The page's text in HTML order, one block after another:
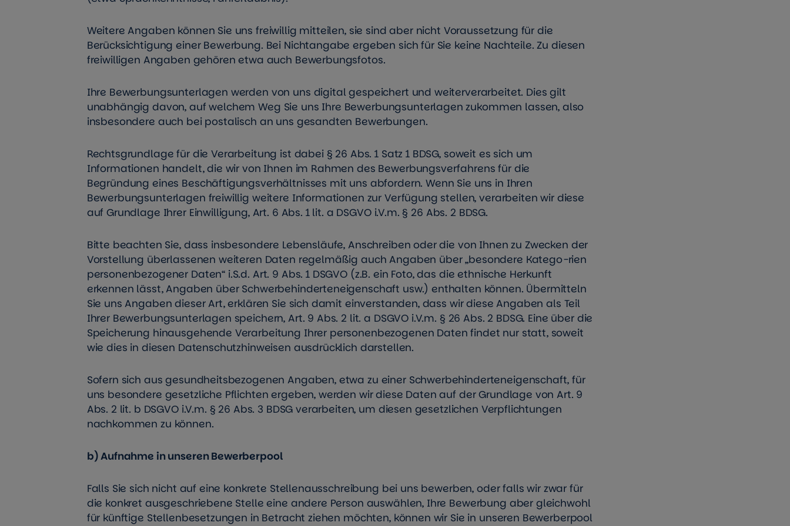
Weitere Angaben können Sie uns freiwillig mitteilen, sie sind aber nicht Voraussetzung für die
Berücksichtigung einer Bewerbung. Bei Nichtangabe ergeben sich für Sie keine Nachteile. Zu diesen
freiwilligen Angaben gehören etwa auch Bewerbungsfotos.
Ihre Bewerbungsunterlagen werden von uns digital gespeichert und weiterverarbeitet. Dies gilt
unabhängig davon, auf welchem Weg Sie uns Ihre Bewerbungsunterlagen zukommen lassen, also
insbesondere auch bei postalisch an uns gesandten Bewerbungen.
Rechtsgrundlage für die Verarbeitung ist dabei § 26 Abs. 1 Satz 1 BDSG, soweit es sich um
Informationen handelt, die wir von Ihnen im Rahmen des Bewerbungsverfahrens für die
Begründung eines Beschäftigungsverhältnisses mit uns abfordern. Wenn Sie uns in Ihren
Bewerbungsunterlagen freiwillig weitere Informationen zur Verfügung stellen, verarbeiten wir diese
auf Grundlage Ihrer Einwilligung, Art. 6 Abs. 1 lit. a DSGVO i.V.m. § 26 Abs. 2 BDSG.
Bitte beachten Sie, dass insbesondere Lebensläufe, Anschreiben oder die von Ihnen zu Zwecken der
Vorstellung überlassenen weiteren Daten regelmäßig auch Angaben über „besondere Katego-rien
personenbezogener Daten“ i.S.d. Art. 9 Abs. 1 DSGVO (z.B. ein Foto, das die ethnische Herkunft
erkennen lässt, Angaben über Schwerbehinderteneigenschaft usw.) enthalten können. Übermitteln
Sie uns Angaben dieser Art, erklären Sie sich damit einverstanden, dass wir diese Angaben als Teil
Ihrer Bewerbungsunterlagen speichern, Art. 9 Abs. 2 lit. a DSGVO i.V.m. § 26 Abs. 2 BDSG. Eine über die
Speicherung hinausgehende Verarbeitung Ihrer personenbezogenen Daten findet nur statt, soweit
wie dies in diesen Datenschutzhinweisen ausdrücklich darstellen.
Sofern sich aus gesundheitsbezogenen Angaben, etwa zu einer Schwerbehinderteneigenschaft, für
uns besondere gesetzliche Pflichten ergeben, werden wir diese Daten auf der Grundlage von Art. 9
Abs. 2 lit. b DSGVO i.V.m. § 26 Abs. 3 BDSG verarbeiten, um diesen gesetzlichen Verpflichtungen
nachkommen zu können.
b) Aufnahme in unseren Bewerberpool
Falls Sie sich nicht auf eine konkrete Stellenausschreibung bei uns bewerben, oder falls wir zwar für
die konkret ausgeschriebene Stelle eine andere Person auswählen, Ihre Bewerbung aber gleichwohl
für künftige Stellenbesetzungen in Betracht ziehen möchten, können wir Sie in unseren Bewerberpool